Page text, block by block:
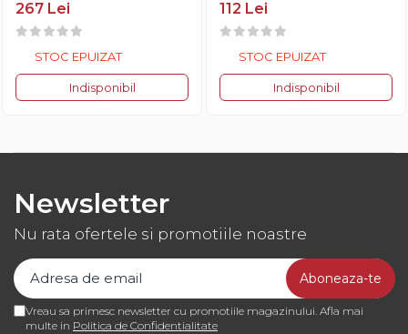
267 Lei
STOC EPUIZAT
Indisponibil
112 Lei
STOC EPUIZAT
Indisponibil
Newsletter
Nu rata ofertele si promotiile noastre
Vreau sa primesc newsletter cu promotiile magazinului. Afla mai
multe in Politica de Confidentialitate